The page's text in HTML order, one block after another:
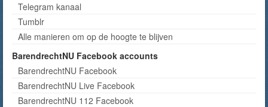
Telegram kanaal
Tumblr
Alle manieren om op de hoogte te blijven
BarendrechtNU Facebook accounts
BarendrechtNU Facebook
BarendrechtNU Live Facebook
BarendrechtNU 112 Facebook